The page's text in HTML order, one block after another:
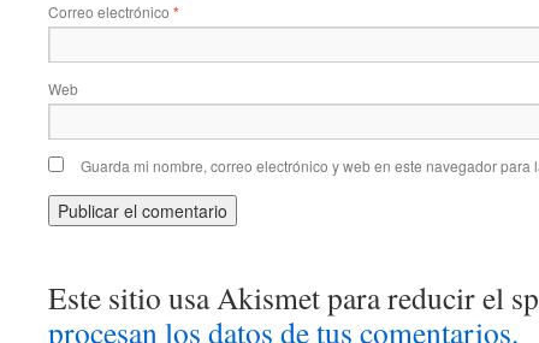
Correo electrónico *
Web
Guarda mi nombre, correo electrónico y web en este navegador para
Este sitio usa Akismet para reducir el
procesan los datos de tus comentarios.